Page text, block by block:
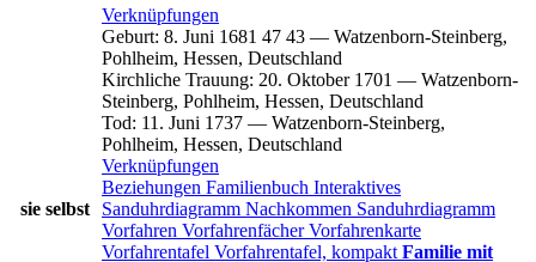
sie selbst
Verknüpfungen
Geburt: 8. Juni 1681 47 43 — Watzenborn-Steinberg,
Pohlheim, Hessen, Deutschland
Kirchliche Trauung: 20. Oktober 1701 — Watzenborn-
Steinberg, Pohlheim, Hessen, Deutschland
Tod: 11. Juni 1737 — Watzenborn-Steinberg,
Pohlheim, Hessen, Deutschland
Verknüpfungen
Beziehungen Familienbuch Interaktives
Sanduhrdiagramm Nachkommen Sanduhrdiagramm
Vorfahren VorfahrenfächerVorfahrenkarte
Vorfahrentafel Vorfahrentafel, kompakt Familie mit